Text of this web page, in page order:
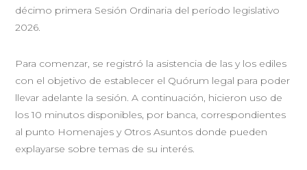
décimo primera Sesión Ordinaria del período legislativo
2026.
Para comenzar, se registró la asistencia de las y los ediles
con el objetivo de establecer el Quórum legal para poder
llevar adelante la sesión. A continuación, hicieron uso de
los 10 minutos disponibles, por banca, correspondientes
al punto Homenajes y Otros Asuntos donde pueden
explayarse sobre temas de su interés.